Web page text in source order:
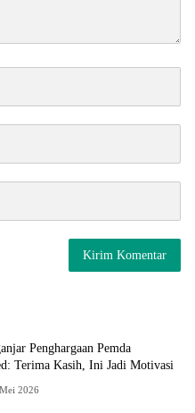
Penghargaan Pemda
Terima Kasih, Ini Jadi Motivasi
2026